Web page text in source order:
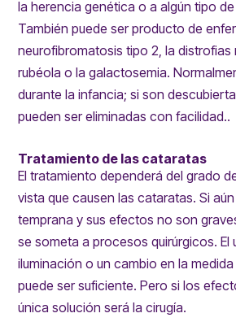
la herencia genética o a algún tipo
También puede ser producto de
neurofibromatosis tipo 2, la distrofias
rubéola o la galactosemia.
durante la infancia; si son
pueden ser eliminadas con facilidad..
Tratamiento de las cataratas
El tratamiento dependerá del grado
vista que causen las cataratas. Si
temprana y sus efectos no son
se someta a procesos quirúrgicos. El
iluminación o un cambio en la
puede ser suficiente. Pero si los
única solución será la cirugía.